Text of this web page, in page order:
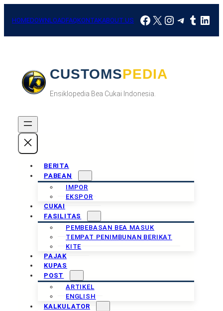
HOMEDOWNLOADFAQKONTAKABOUT US Facebook
X Instagram
CUSTOMSPEDIA
Ensiklopedia Bea Cukai Indonesia.
BERITA
PABEAN
IMPOR
EKSPOR
CUKAI
FASILITAS
PEMBEBASAN BEA MASUK
TEMPAT PENIMBUNAN BERIKAT
KITE
PAJAK
KUPAS
POST
ARTIKEL
ENGLISH
KALKULATOR